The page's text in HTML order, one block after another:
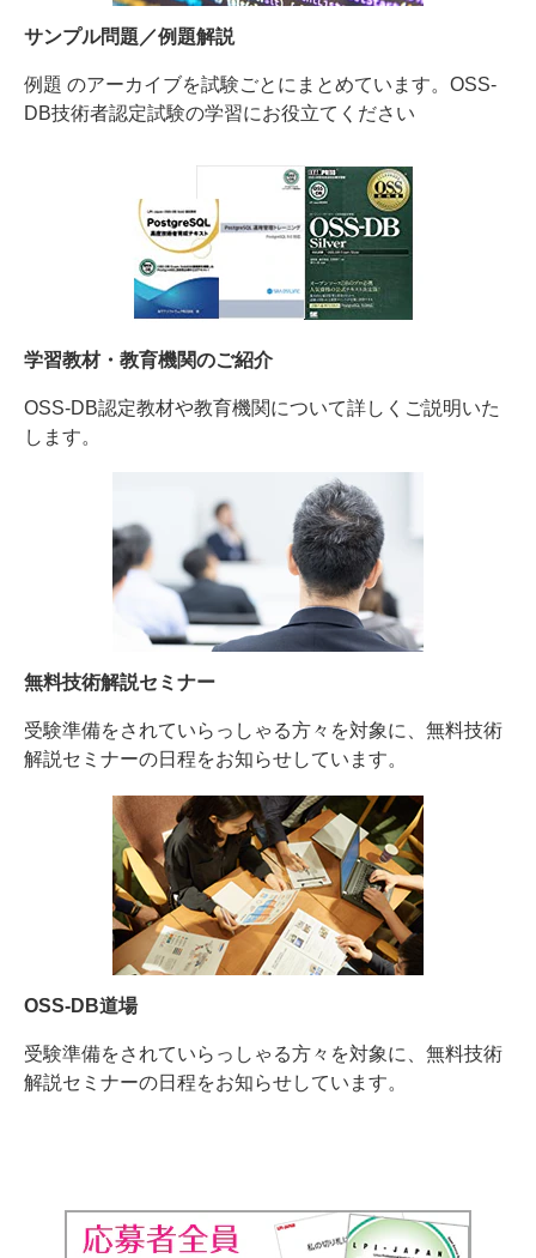
サンプル問題／例題解説
例題 のアーカイブを試験ごとにまとめています。OSS-
DB技術者認定試験の学習にお役立てください
学習教材・教育機関のご紹介
OSS-DB認定教材や教育機関について詳しくご説明いた
します。
無料技術解説セミナー
受験準備をされていらっしゃる方々を対象に、無料技術
解説セミナーの日程をお知らせしています。
OSS-DB道場
受験準備をされていらっしゃる方々を対象に、無料技術
解説セミナーの日程をお知らせしています。